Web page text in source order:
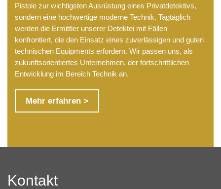
Pistole zur wichtigsten Ausrüstung eines Privatdetektivs,
sondern eine hochwertige moderne Technik. Tagtäglich
werden die Ermittler unserer Detektei mit Fällen
konfrontiert, die den Einsatz eines zuverlässigen und guten
technischen Equipments erfordern. Wir passen uns, als
zukunftsorientiertes Unternehmen, der fortschrittlichen
Entwicklung im Bereich Technik an.
Mehr erfahren >
Kontakt